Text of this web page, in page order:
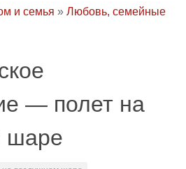
и семья » Любовь, семейные
— полет на
шаре